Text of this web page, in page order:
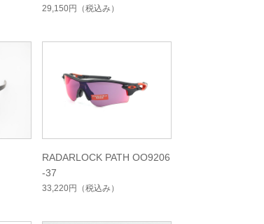
29,150円 （税込み）
RADARLOCK PATH OO9206
-37
33,220円 （税込み）